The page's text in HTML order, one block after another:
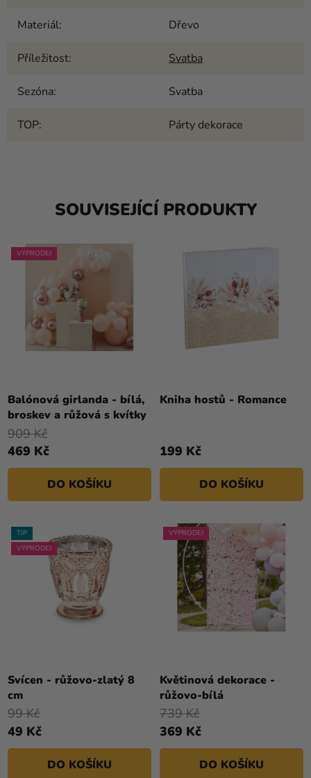
Materiál: Dřevo
Příležitost: Svatba
Sezóna: Svatba
TOP: Párty dekorace
SOUVISEJÍCÍ PRODUKTY
VÝPRODEJ
Balónová girlanda - bílá,
broskev a růžová s kvítky
469 Kč
909 Kč
DO KOŠÍKU
Kniha hostů - Romance
199 Kč
DO KOŠÍKU
TIP
VÝPRODEJ
Svícen - růžovo-zlatý 8
cm
49 Kč
99 Kč
DO KOŠÍKU
VÝPRODEJ
Květinová dekorace -
růžovo-bílá
369 Kč
739 Kč
DO KOŠÍKU